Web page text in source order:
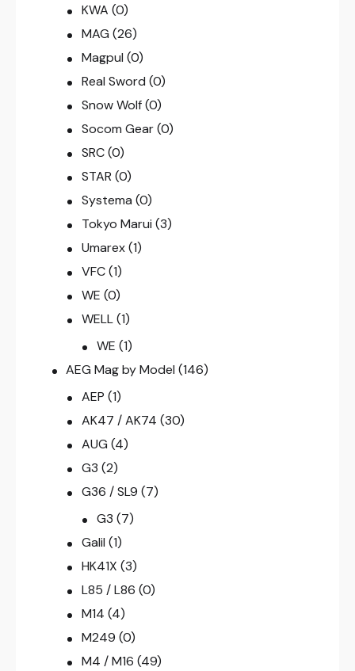
KWA (0)
MAG (26)
Magpul (0)
Real Sword (0)
Snow Wolf (0)
Socom Gear (0)
SRC (0)
STAR (0)
Systema (0)
Tokyo Marui (3)
Umarex (1)
VFC (1)
WE (0)
WELL (1)
WE (1)
AEG Mag by Model (146)
AEP (1)
AK47 / AK74 (30)
AUG (4)
G3 (2)
G36 / SL9 (7)
G3 (7)
Galil (1)
HK41X (3)
L85 / L86 (0)
M14 (4)
M249 (0)
M4 / M16 (49)